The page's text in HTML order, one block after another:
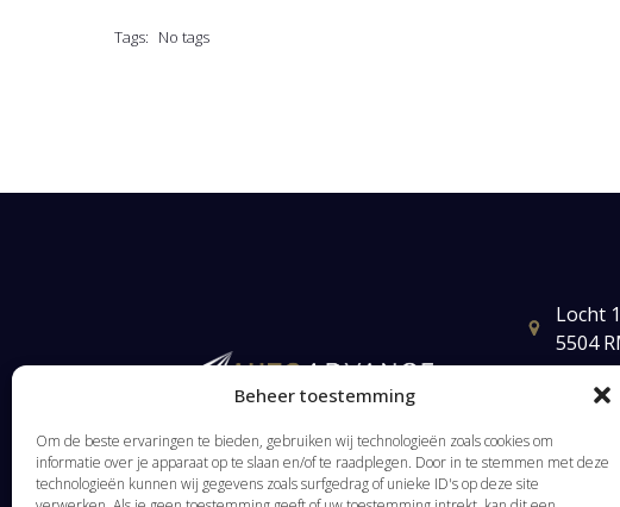
Beheer toestemming
Om de beste ervaringen te bieden, gebruiken wij technologieën zoals cookies om
informatie over je apparaat op te slaan en/of te raadplegen. Door in te stemmen met deze
technologieën kunnen wij gegevens zoals surfgedrag of unieke ID's op deze site
Tags: No tags
Locht
5504